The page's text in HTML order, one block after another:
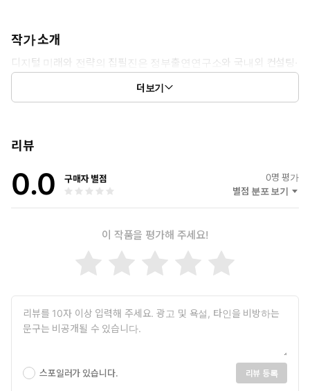
작가 소개
디지털 미래와 전략의 집필진은 정부출연연구소와 국내외 컨설팅·
리서치 업체 출신들로 구성된 디지털 산업 전문 최정예 애널리스
더보기
리뷰
0.0 구매자 별점 0명 평가
별점 분포 보기
이 작품을 평가해 주세요!
스포일러가 있습니다. 리뷰 등록